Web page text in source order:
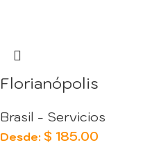
Florianópolis
Brasil - Servicios
Desde: $ 185.00